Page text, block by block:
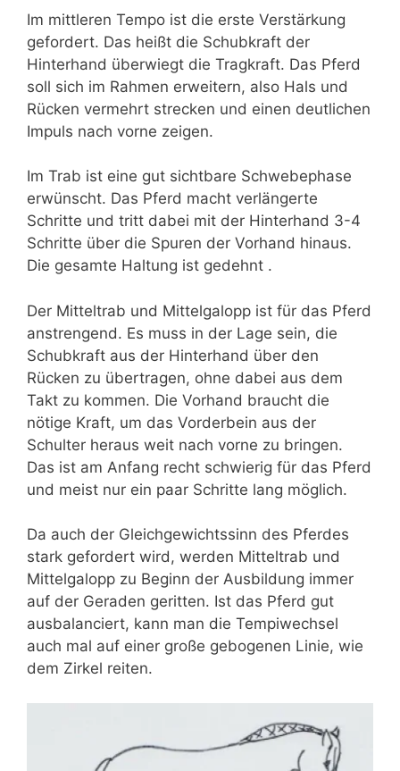
Im mittleren Tempo ist die erste Verstärkung
gefordert. Das heißt die Schubkraft der
Hinterhand überwiegt die Tragkraft. Das Pferd
soll sich im Rahmen erweitern, also Hals und
Rücken vermehrt strecken und einen deutlichen
Impuls nach vorne zeigen.
Im Trab ist eine gut sichtbare Schwebephase
erwünscht. Das Pferd macht verlängerte
Schritte und tritt dabei mit der Hinterhand 3-4
Schritte über die Spuren der Vorhand hinaus.
Die gesamte Haltung ist gedehnt .
Der Mitteltrab und Mittelgalopp ist für das Pferd
anstrengend. Es muss in der Lage sein, die
Schubkraft aus der Hinterhand über den
Rücken zu übertragen, ohne dabei aus dem
Takt zu kommen. Die Vorhand braucht die
nötige Kraft, um das Vorderbein aus der
Schulter heraus weit nach vorne zu bringen.
Das ist am Anfang recht schwierig für das Pferd
und meist nur ein paar Schritte lang möglich.
Da auch der Gleichgewichtssinn des Pferdes
stark gefordert wird, werden Mitteltrab und
Mittelgalopp zu Beginn der Ausbildung immer
auf der Geraden geritten. Ist das Pferd gut
ausbalanciert, kann man die Tempiwechsel
auch mal auf einer große gebogenen Linie, wie
dem Zirkel reiten.